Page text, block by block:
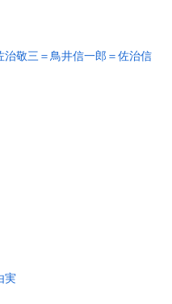
治敬三＝鳥井信一郎＝佐治信
実